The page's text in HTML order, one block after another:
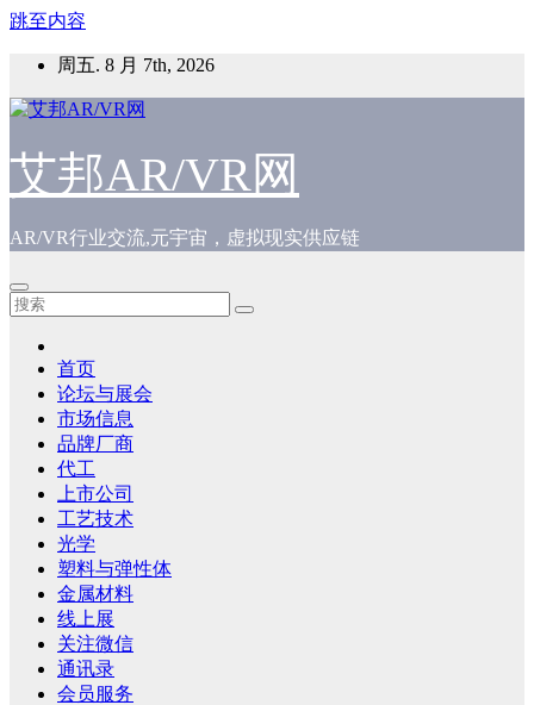
跳至内容
周五. 8 月 7th, 2026
艾邦AR/VR网
AR/VR行业交流,元宇宙，虚拟现实供应链
首页
论坛与展会
市场信息
品牌厂商
代工
上市公司
工艺技术
光学
塑料与弹性体
金属材料
线上展
关注微信
通讯录
会员服务